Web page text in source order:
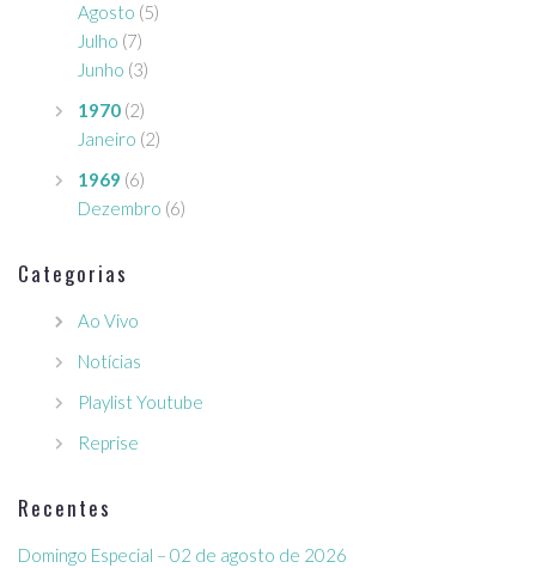
Agosto (5)
Julho (7)
Junho (3)
1970 (2)
Janeiro (2)
1969 (6)
Dezembro (6)
Categorias
Ao Vivo
Notícias
Playlist Youtube
Reprise
Recentes
Domingo Especial – 02 de agosto de 2026